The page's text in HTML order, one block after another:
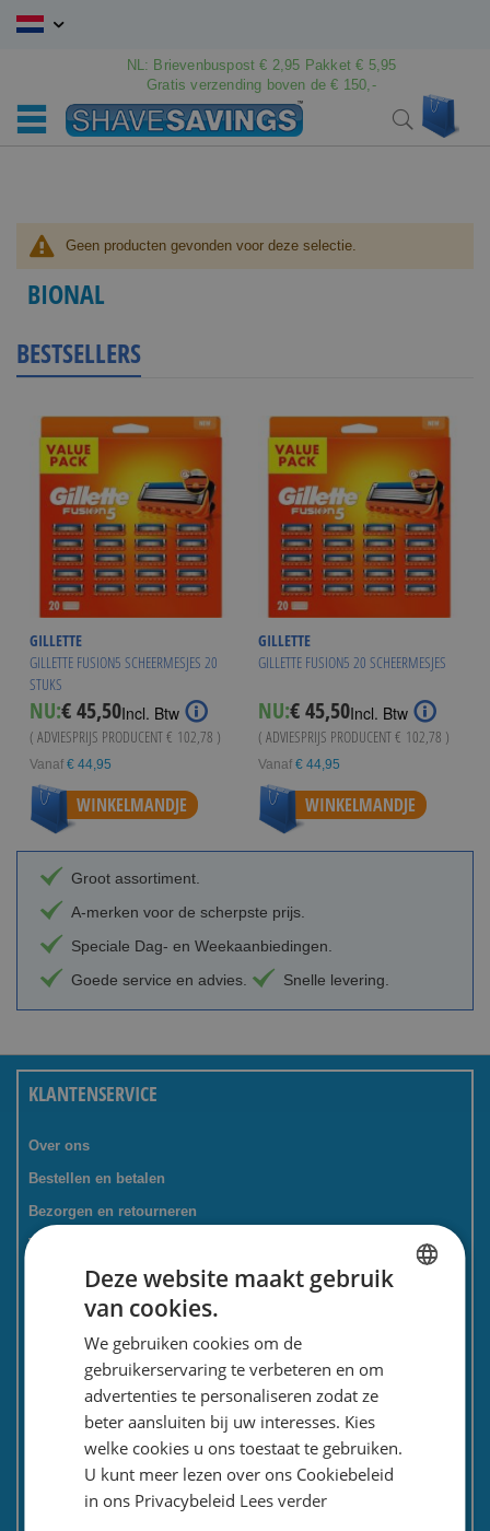
Ga
NL: Brievenbuspost € 2,95 Pakket € 5,95
Gratis verzending boven de € 150,-
Search
Geen producten gevonden voor deze selectie.
BIONAL
BESTSELLERS
GILLETTE
GILLETTE FUSION5 SCHEERMESJES 20
STUKS
NU:€ 45,50Incl. Btw
( ADVIESPRIJS PRODUCENT€ 102,78 )
Vanaf € 44,95
WINKELMANDJE
GILLETTE
GILLETTE FUSION5 20 SCHEERMESJES
NU:€ 45,50Incl. Btw
( ADVIESPRIJS PRODUCENT€ 102,78 )
Vanaf € 44,95
WINKELMANDJE
Groot assortiment.
A-merken voor de scherpste prijs.
Speciale Dag- en Weekaanbiedingen.
Goede service en advies.
Snelle levering.
KLANTENSERVICE
Over ons
Bestellen en betalen
Bezorgen en retourneren
Tevredenheidsgarantie
Kadoservice
Bedrijven / zakelijk
Meest gestelde vragen
Contactformulier
Nieuwsbrief
Privacy en security
Algemene voorwaarden
Deze website maakt gebruik
van cookies.
We gebruiken cookies om de
gebruikerservaring te verbeteren en om
advertenties te personaliseren zodat ze
beter aansluiten bij uw interesses. Kies
welke cookies u ons toestaat te gebruiken.
U kunt meer lezen over ons Cookiebeleid
in ons Privacybeleid Lees verder